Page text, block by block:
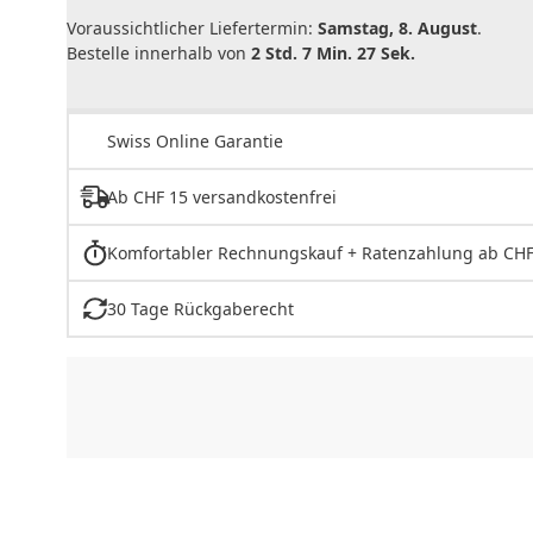
Voraussichtlicher Liefertermin: Samstag, 8. August.
Bestelle innerhalb von 2 Std. 7 Min. 27 Sek.
Swiss Online Garantie
Ab CHF 15 versandkostenfrei
Komfortabler Rechnungskauf + Ratenzahlung ab
30 Tage Rückgaberecht